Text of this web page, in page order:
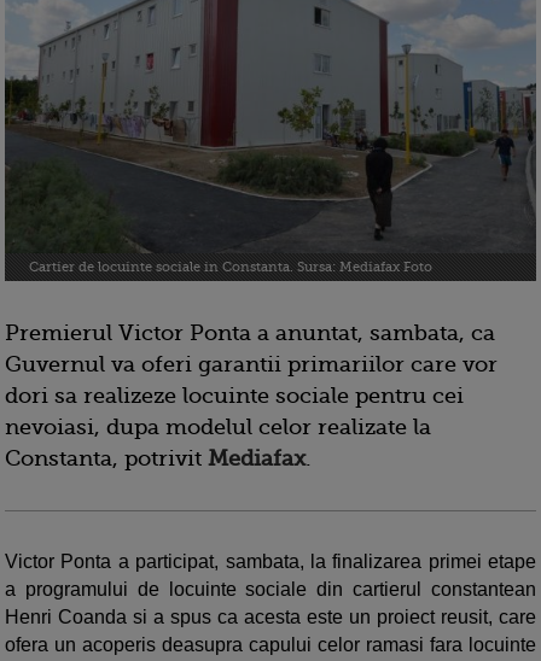
Cartier de locuinte sociale in Constanta. Sursa: Mediafax Foto
Premierul Victor Ponta a anuntat, sambata, ca
Guvernul va oferi garantii primariilor care vor
dori sa realizeze locuinte sociale pentru cei
nevoiasi, dupa modelul celor realizate la
Constanta, potrivit Mediafax.
Victor Ponta a participat, sambata, la finalizarea primei etape
a programului de locuinte sociale din cartierul constantean
Henri Coanda si a spus ca acesta este un proiect reusit, care
ofera un acoperis deasupra capului celor ramasi fara locuinte